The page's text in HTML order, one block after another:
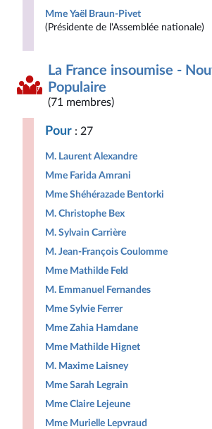
Mme Yaël Braun-Pivet
(Présidente de l'Assemblée nationale)
La France insoumise -
Populaire
(71 membres)
Pour : 27
M. Laurent Alexandre
Mme Farida Amrani
Mme Shéhérazade Bentorki
M. Christophe Bex
M. Sylvain Carrière
M. Jean-François Coulomme
Mme Mathilde Feld
M. Emmanuel Fernandes
Mme Sylvie Ferrer
Mme Zahia Hamdane
Mme Mathilde Hignet
M. Maxime Laisney
Mme Sarah Legrain
Mme Claire Lejeune
Mme Murielle Lepvraud